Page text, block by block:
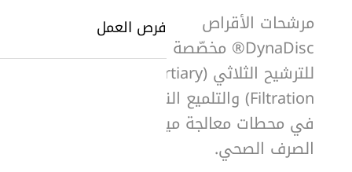
فرص العمل
مرشحات الأقراص
DynaDisc® مخصّصة
للترشيح الثلاثي (Tertiary
Filtration) والتلميع النهائي
في محطات معالجة مياه
الصرف الصحي.